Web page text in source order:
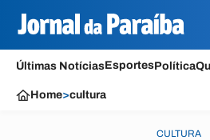
Últimas NotíciasEsportesPolítica
Home>cultura
CULTURA